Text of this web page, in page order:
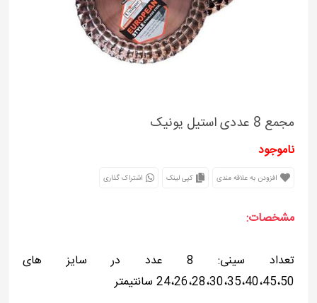
مجمع 8 عددی استیل یونیک
ناموجود
افزودن به علاقه مندی کپی لینک اشتراک گذاری
مشخصات:
تعداد سینی: 8 عدد در سایز های
24،26،28،30،35،40،45،50 سانتیمتر